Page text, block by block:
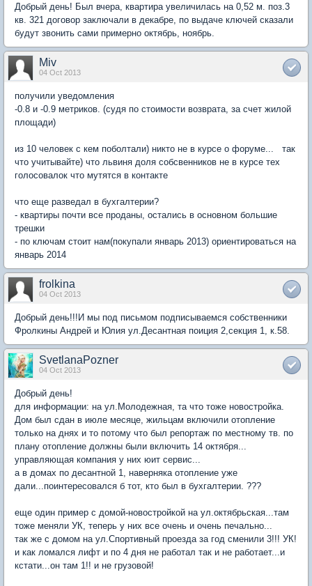
Добрый день! Был вчера, квартира увеличилась на 0,52 м. поз.3
кв. 321 договор заключали в декабре, по выдаче ключей сказали
будут звонить сами примерно октябрь, ноябрь.
Miv
04 Oct 2013
получили уведомления
-0.8 и -0.9 метриков. (судя по стоимости возврата, за счет жилой
площади)
из 10 человек с кем поболтали) никто не в курсе о форуме... так
что учитывайте) что львиня доля собсвенников не в курсе тех
голосовалок что мутятся в контакте
что еще разведал в бухгалтерии?
- квартиры почти все проданы, остались в основном большие
трешки
- по ключам стоит нам(покупали январь 2013) ориентироваться на
январь 2014
frolkina
04 Oct 2013
Добрый день!!!И мы под письмом подписываемся собственники
Фролкины Андрей и Юлия ул.Десантная поиция 2,секция 1, к.58.
SvetlanaPozner
04 Oct 2013
Добрый день!
для информации: на ул.Молодежная, та что тоже новостройка.
Дом был сдан в июле месяце, жильцам включили отопление
только на днях и то потому что был репортаж по местному тв. по
плану отопление должны были включить 14 октября...
управляющая компания у них юит сервис...
а в домах по десантной 1, наверняка отопление уже
дали...поинтересовался б тот, кто был в бухгалтерии. ???
еще один пример с домой-новостройкой на ул.октябрьская...там
тоже меняли УК, теперь у них все очень и очень печально...
так же с домом на ул.Спортивный проезда за год сменили 3!!! УК!
и как ломался лифт и по 4 дня не работал так и не работает...и
кстати...он там 1!! и не грузовой!